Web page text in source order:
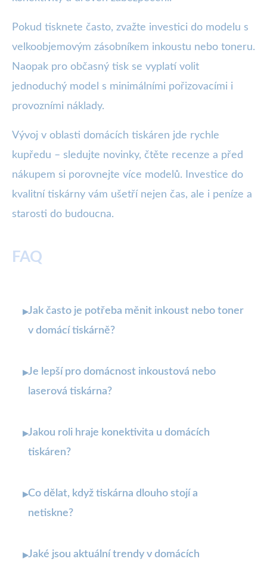
Pokud tisknete často, zvažte investici do modelu s
velkoobjemovým zásobníkem inkoustu nebo toneru.
Naopak pro občasný tisk se vyplatí volit
jednoduchý model s minimálními pořizovacími i
provozními náklady.
Vývoj v oblasti domácích tiskáren jde rychle
kupředu – sledujte novinky, čtěte recenze a před
nákupem si porovnejte více modelů. Investice do
kvalitní tiskárny vám ušetří nejen čas, ale i peníze a
starosti do budoucna.
FAQ
▸Jak často je potřeba měnit inkoust nebo toner
v domácí tiskárně?
▸Je lepší pro domácnost inkoustová nebo
laserová tiskárna?
▸Jakou roli hraje konektivita u domácích
tiskáren?
▸Co dělat, když tiskárna dlouho stojí a
netiskne?
▸Jaké jsou aktuální trendy v domácích